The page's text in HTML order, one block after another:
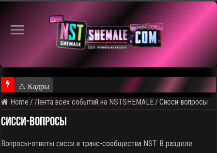
⚠️ Кадры из предстоящего ролика
Home / Лента всех событий на NSTSHEMALE /Сисси-вопросы
Сисси-вопросы
Вопросы-ответы сисси и транс-сообщества NST. В разделе